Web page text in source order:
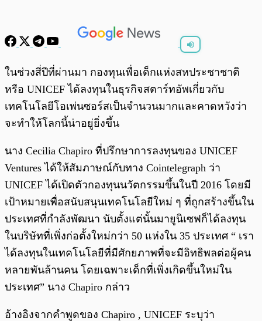
พร้อมเล่น 0:00
ในช่วงสี่ปีที่ผ่านมา กองทุนเพื่อเด็กแห่งสหประชาชาติ
หรือ UNICEF ได้ลงทุนในธุรกิจสตาร์ทอัพเกี่ยวกับ
เทคโนโลยีโอเพ่นซอร์สเป็นจำนวนมากและคาดหวังว่า
จะทำให้โลกนี้น่าอยู่ยิ่งขึ้น
นาง Cecilia Chapiro ที่ปรึกษาการลงทุนของ UNICEF
Ventures ได้ให้สัมภาษณ์กับทาง Cointelegraph ว่า
UNICEF ได้เปิดตัวกองทุนนวัตกรรมขึ้นในปี 2016 โดยมี
เป้าหมายเพื่อสนับสนุนเทคโนโลยีใหม่ ๆ ที่ถูกสร้างขึ้นใน
ประเทศที่กำลังพัฒนา นับตั้งแต่นั้นมายูนิเซฟก็ได้ลงทุน
ในบริษัทที่เพิ่งก่อตั้งใหม่กว่า 50 แห่งใน 35 ประเทศ “ เรา
ได้ลงทุนในเทคโนโลยีที่มีศักยภาพที่จะมีอิทธิพลต่อผู้คน
หลายพันล้านคน โดยเฉพาะเด็กที่เพิ่งเกิดขึ้นใหม่ใน
ประเทศ” นาง Chapiro กล่าว
อ้างอิงจากคำพูดของ Chapiro , UNICEF ระบุว่า